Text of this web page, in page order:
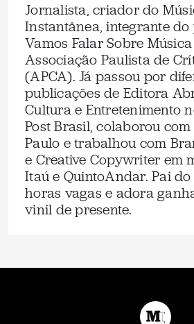
Jornalista, criador do
Instantânea, integrante do
Vamos Falar Sobre
Associação Paulista de
(APCA). Já passou por
publicações de Editora
Cultura e Entretenimento
Post Brasil, colaborou com
Paulo e trabalhou com
e Creative Copywriter em
Itaú e QuintoAndar. Pai do
horas vagas e adora
vinil de presente.